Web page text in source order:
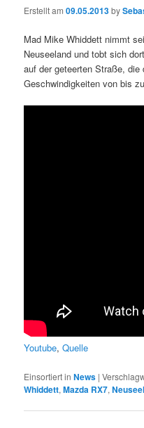
Erstellt am09.05.2013by
Mad Mike Whiddett nimmt
Neuseeland und tobt sich
auf der geteerten Straße,
Geschwindigkeiten von bis
Youtube,Quelle
Einsortiert in News |
Whiddett,Mazda RX7,